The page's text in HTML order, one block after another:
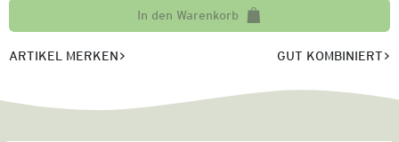
In den Warenkorb
ARTIKEL MERKEN GUT KOMBINIERT